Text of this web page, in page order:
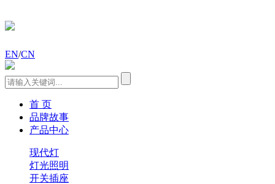
EN/CN
首 页
品牌故事
产品中心
现代灯
灯光照明
开关插座